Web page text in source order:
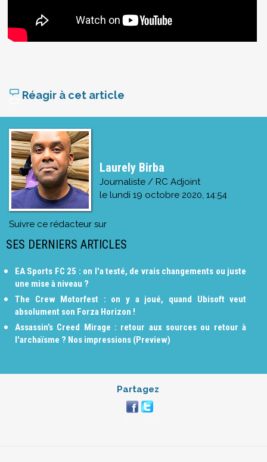
Réagir à cet article
Laurely Birba
Journaliste / RC Adjoint
le lundi 19 octobre 2020, 14:54
Suivre ce rédacteur sur
SES DERNIERS ARTICLES
EA Sports FC 25 : on l'a testé, de vrais changements ou juste
une mise à niveau ?
The Crew Motorfest : on y a joué, quand Ubisoft veut
absolument son Forza Horizon !
Assassin’s Creed Mirage : retour aux sources ou retour à
l'archaïsme ? Nos impressions (Preview)
Partagez